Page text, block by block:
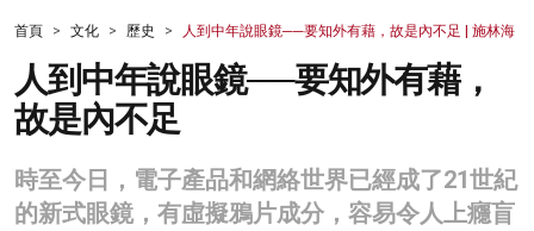
財經
生活
健康
商業
科技
首頁 文化 歷史 人到中年說眼鏡──要知外有藉，故是內不足 | 施林海
人到中年說眼鏡──要知外有藉，
故是內不足
時至今日，電子產品和網絡世界已經成了21世紀
的新式眼鏡，有虛擬鴉片成分，容易令人上癮盲